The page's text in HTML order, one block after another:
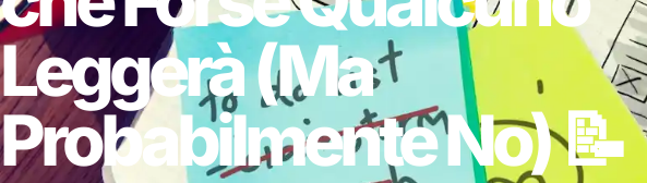
Leggerà (Ma
Probabilmente No) 📝